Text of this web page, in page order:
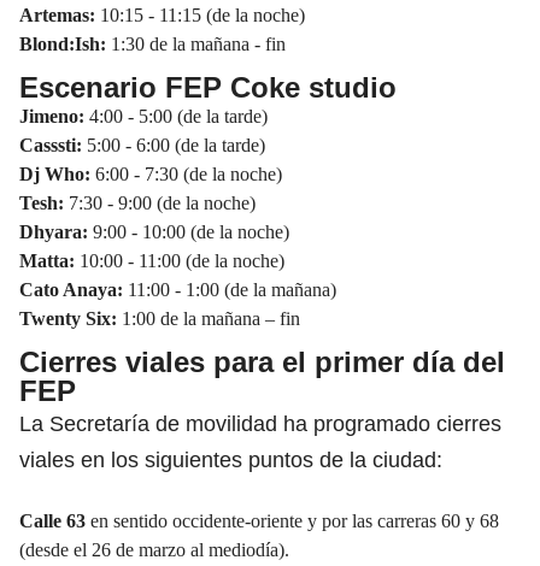
Artemas: 10:15 - 11:15 (de la noche)
Blond:Ish: 1:30 de la mañana - fin
Escenario FEP Coke studio
Jimeno: 4:00 - 5:00 (de la tarde)
Casssti: 5:00 - 6:00 (de la tarde)
Dj Who: 6:00 - 7:30 (de la noche)
Tesh: 7:30 - 9:00 (de la noche)
Dhyara: 9:00 - 10:00 (de la noche)
Matta: 10:00 - 11:00 (de la noche)
Cato Anaya: 11:00 - 1:00 (de la mañana)
Twenty Six: 1:00 de la mañana – fin
Cierres viales para el primer día del
FEP
La Secretaría de movilidad ha programado cierres
viales en los siguientes puntos de la ciudad:
Calle 63 en sentido occidente-oriente y por las carreras 60 y 68
(desde el 26 de marzo al mediodía).